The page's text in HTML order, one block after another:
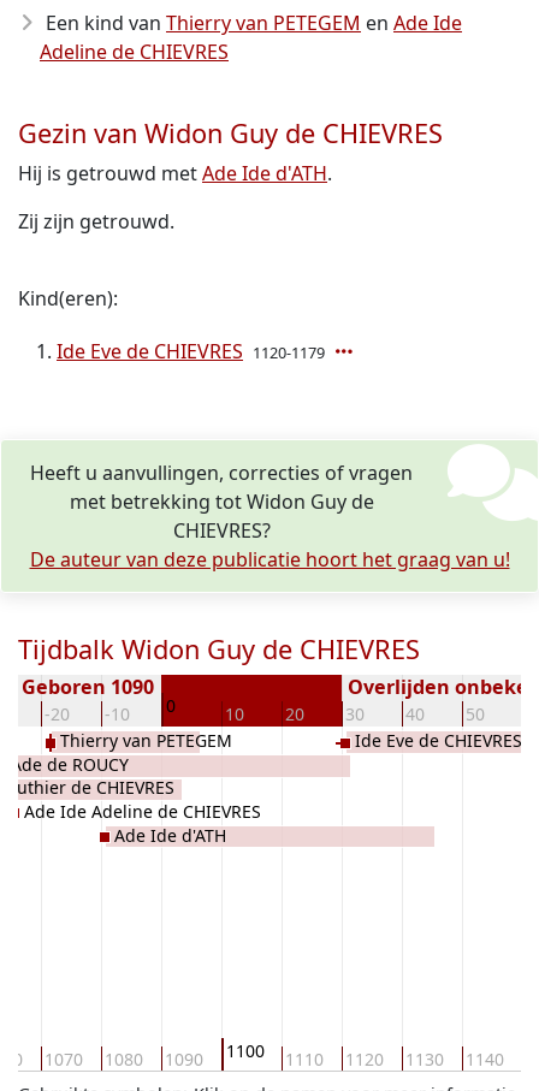
Een kind van Thierry van PETEGEM en Ade Ide
Adeline de CHIEVRES
Gezin van Widon Guy de CHIEVRES
Hij is getrouwd metAde Ide d'ATH.
Zij zijn getrouwd.
Kind(eren):
Ide Eve de CHIEVRES 1120-1179
Heeft u aanvullingen, correcties of vragen
met betrekking tot Widon Guy de
CHIEVRES?
De auteur van deze publicatie hoort het graag van u!
Tijdbalk Widon Guy de CHIEVRES
-20 -10 0 10 20 30 40 50
Geboren 1090 Overlijden
1070 1080 1090 1100 1110 1120 1130 1140
Ade de ROUCY
de CHIEVRES
Ade Ide Adeline de CHIEVRES
Thierry van PETEGEM
Ade Ide d'ATH
Ide Eve de CHIEVRES